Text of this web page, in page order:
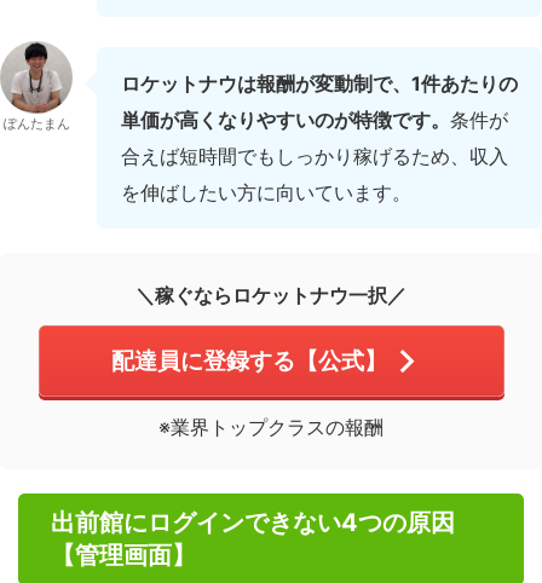
ぽんたまん
ロケットナウは報酬が変動制で、1件あたりの
単価が高くなりやすいのが特徴です。 条件が
合えば短時間でもしっかり稼げるため、収入
を伸ばしたい方に向いています。
＼稼ぐならロケットナウ一択／
配達員に登録する【公式】
※業界トップクラスの報酬
出前館にログインできない4つの原因
【管理画面】